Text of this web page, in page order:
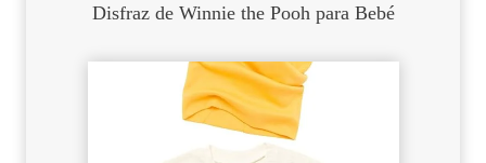
Disfraz de Winnie the Pooh para Bebé